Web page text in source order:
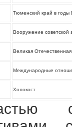
Тюменский край в годы
Вооружение советской
Великая Отечественная
Международные
Холокост